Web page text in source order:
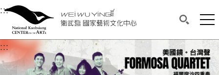
衛武營國家藝術文化中心
中央內容區塊，為本頁主要內容區。
:::選單連結區塊，此區塊列有本網站主要連結。
衛武營國家藝術文化中心
搜尋(開
網
:::中央內容區塊，為本頁主要內容區。